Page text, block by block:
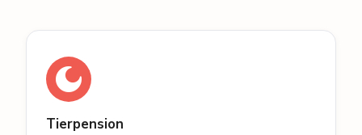
Tierpension